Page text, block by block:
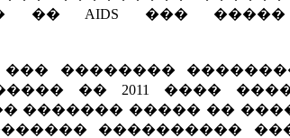
�� AIDS ���
��������
�� 2011 ����
������� ����� ��
����������